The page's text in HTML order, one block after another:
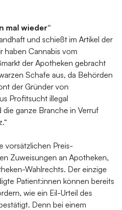
mal wieder“
und schießt im Artikel der
haben Cannabis vom
der Apotheken gebracht
Schafe aus, da Behörden
der Gründer von
Profitsucht illegal
ganze Branche in Verruf
vorsätzlichen Preis-
Zuweisungen an Apotheken,
Wahlrechts. Der einzige
Patient:innen können bereits
wie ein Eil-Urteil des
Denn bei einem